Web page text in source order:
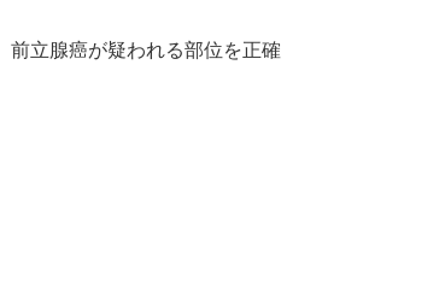
前立腺癌が疑われる部位を正確